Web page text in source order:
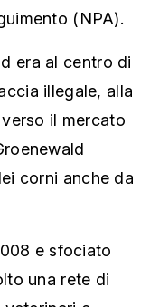
(NPA).
era al centro di
illegale, alla
il mercato
corni anche da
e sfociato
una rete di